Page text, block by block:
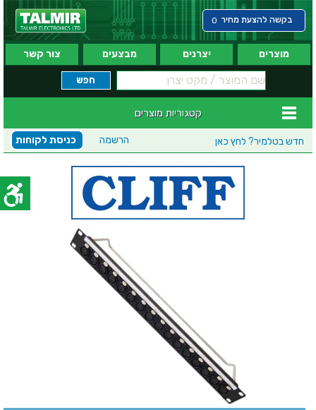
בקשה להצעת מחיר 0
מוצרים יצרנים מבצעים צור קשר
קטגוריות מוצרים
חדש בטלמיר? לחץ כאן כניסת לקוחות הרשמה